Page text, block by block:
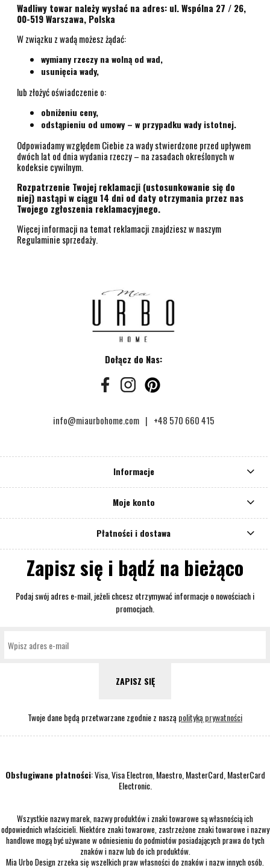
Wadliwy towar należy wysłać na adres: ul. Wspólna 27 / 26,
00-519 Warszawa, Polska
W związku z wadą możesz żądać:
wymiany rzeczy na wolną od wad,
usunięcia wady,
lub złożyć oświadczenie o:
obniżeniu ceny,
odstąpieniu od umowy – w przypadku wady istotnej.
Odpowiadamy względem Ciebie za wady stwierdzone przed upływem
dwóch lat od dnia wydania rzeczy – na zasadach określonych w
kodeksie cywilnym.
Rozpatrzenie Twojej reklamacji (ustosunkowanie się do
niej) nastąpi w ciągu 14 dni od daty otrzymania przez nas
Twojego zgłoszenia reklamacyjnego.
Więcej informacji na temat reklamacji znajdziesz w naszym
Regulaminie sprzedaży.
Dołącz do Nas:
info@miaurbohome.com +48 570 660 415
Informacje
Moje konto
Płatności i dostawa
Zapisz się i bądź na bieżąco
Podaj swój adres e-mail, jeżeli chcesz otrzymywać informacje o nowościach i
promocjach.
ZAPISZ SIĘ
Twoje dane będą przetwarzane zgodnie z naszą polityką prywatności
Obsługiwane płatności: Visa, Visa Electron, Maestro, MasterCard, MasterCard
Electronic.
Wszystkie nazwy marek, nazwy produktów i znaki towarowe są własnością ich
odpowiednich właścicieli. Niektóre znaki towarowe, zastrzeżone znaki towarowe i nazwy
handlowe mogą być używane w odniesieniu do podmiotów posiadających prawa do tych
znaków i nazw lub do ich produktów.
Mia Urbo Design zrzeka się wszelkich praw własności do znaków i nazw innych osób.